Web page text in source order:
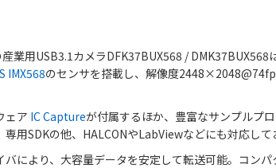
産業用USB3.1カメラDFK37BUX568 / DMK37BUX568は
IMX568のセンサを搭載し、解像度
ェア IC Captureが付属するほか、豊富なサンプルプ
用SDKの他、HALCONやLabViewなどにも対応して
により、大容量データを安定して転送可能。コンパ